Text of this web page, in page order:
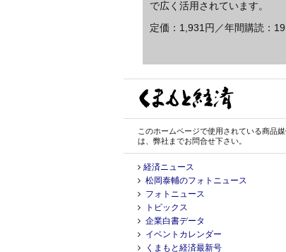
で広く活用されています。
定価：1,931円／年間購読：
このホームページで使用されている商品
は、弊社までお問合せ下さい。
経済ニュース
松岡泰輔のフォトニュース
フォトニュース
トピックス
企業白書データ
イベントカレンダー
くまもと経済最新号